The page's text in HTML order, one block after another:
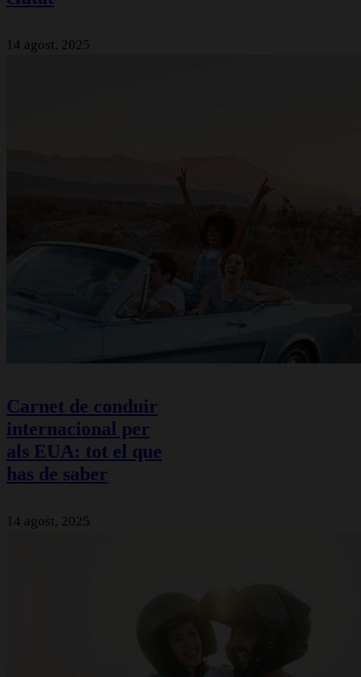
14 agost, 2025
Carnet de conduir
internacional per
als EUA: tot el que
has de saber
14 agost, 2025